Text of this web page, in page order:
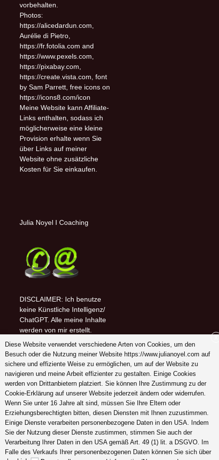
vorbehalten.
Photos:
https://alicedardun.com,
Aurélie di Pietro,
https://fr.fotolia.com and
https://www.pexels.com,
https://pixabay.com,
https://create.vista.com, font
by Sam Parrett, free icons on
https://icons8.com/icon
Meine Website kann Affiliate-
Links enthalten, sodass ich
möglicherweise eine kleine
Provision erhalte wenn Sie
über Links auf meiner
Website ohne zusätzliche
Kosten für Sie einkaufen.
Julia Noyel I Coaching
DISCLAIMER: Ich benutze
keine Künstliche Intelligenz/
ChatGPT. Alle meine Inhalte
werden von mir erstellt.
Follow me on (-:
youtube
INSTAGRAM
Pinterest
Schreiben Sie mir ein
Dankeschön (-:
Diese Website verwendet verschiedene Arten von Cookies, um den
Besuch oder die Nutzung meiner Website https://www.julianoyel.com auf
sichere und effiziente Weise zu ermöglichen, um auf der Website zu
navigieren und meine Arbeit effizienter zu gestalten. Einige Cookies
werden von Drittanbietern platziert. Sie können Ihre Zustimmung zu der
Cookie-Erklärung auf unserer Website jederzeit ändern oder widerrufen.
Wenn Sie unter 16 Jahre alt sind, müssen Sie Ihre Eltern oder
Erziehungsberechtigten bitten, diesen Diensten mit Ihnen zuzustimmen.
Einige Dienste verarbeiten personenbezogene Daten in den USA. Indem
Sie der Nutzung dieser Dienste zustimmen, stimmen Sie auch der
Verarbeitung Ihrer Daten in den USA gemäß Art. 49 (1) lit. a DSGVO. Im
Falle des Verkaufs Ihrer personenbezogenen Daten können Sie sich über